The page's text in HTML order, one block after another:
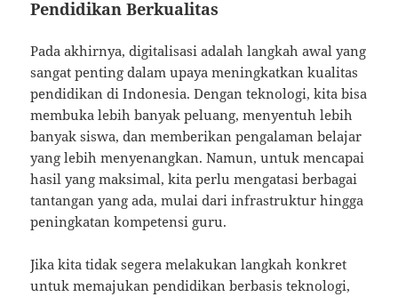
Pendidikan Berkualitas
Pada akhirnya, digitalisasi adalah langkah awal yang
sangat penting dalam upaya meningkatkan kualitas
pendidikan di Indonesia. Dengan teknologi, kita bisa
membuka lebih banyak peluang, menyentuh lebih
banyak siswa, dan memberikan pengalaman belajar
yang lebih menyenangkan. Namun, untuk mencapai
hasil yang maksimal, kita perlu mengatasi berbagai
tantangan yang ada, mulai dari infrastruktur hingga
peningkatan kompetensi guru.
Jika kita tidak segera melakukan langkah konkret
untuk memajukan pendidikan berbasis teknologi,